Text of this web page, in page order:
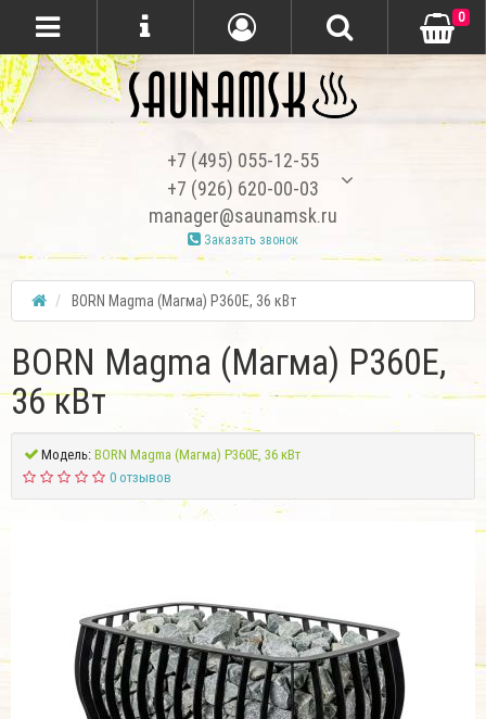
+7 (495) 055-12-55
+7 (926) 620-00-03
manager@saunamsk.ru
Заказать звонок
0
BORN Magma (Магма) Р360E, 36 кВт
BORN Magma (Магма) Р360E,
36 кВт
Модель:BORN Magma (Магма) Р360E, 36 кВт
0 отзывов